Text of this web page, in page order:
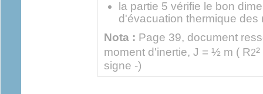
la partie 5 vérifie le bon
d'évacuation thermique des
Nota : Page 39, document
moment d'inertie, J = ½ m ( R2²
signe -)